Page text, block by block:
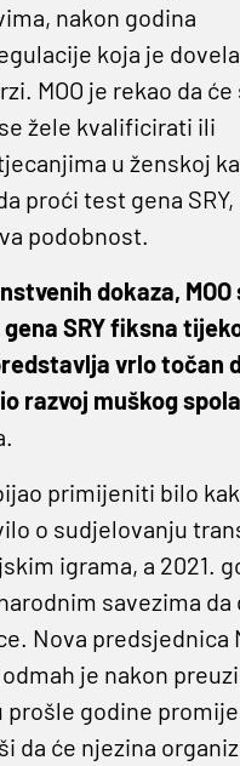
nakon godina
koja je
MOO je rekao da će
žele kvalificirati ili
u ženskoj
proći test gena
podobnost.
dokaza,
SRY fiksna
vrlo točan
razvoj muškog
primijeniti bilo
o sudjelovanju
igrama, a 2021.
savezima da
Nova predsjednica
odmah je nakon
prošle godine
da će njezina